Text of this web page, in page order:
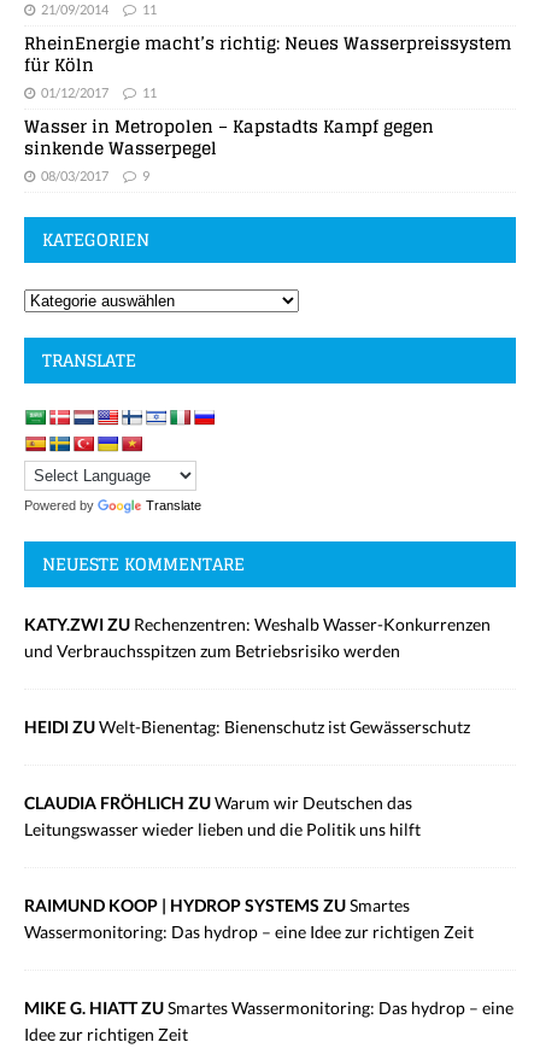
21/09/2014 11
RheinEnergie macht’s richtig: Neues Wasserpreissystem
für Köln
01/12/2017 11
Wasser in Metropolen – Kapstadts Kampf gegen
sinkende Wasserpegel
08/03/2017 9
KATEGORIEN
TRANSLATE
Powered by Translate
NEUESTE KOMMENTARE
KATY.ZWI ZU Rechenzentren: Weshalb Wasser-Konkurrenzen
und Verbrauchsspitzen zum Betriebsrisiko werden
HEIDI ZUWelt-Bienentag: Bienenschutz ist Gewässerschutz
CLAUDIA FRÖHLICH ZUWarum wir Deutschen das
Leitungswasser wieder lieben und die Politik uns hilft
RAIMUND KOOP | HYDROP SYSTEMS ZUSmartes
Wassermonitoring: Das hydrop – eine Idee zur richtigen Zeit
MIKE G. HIATT ZUSmartes Wassermonitoring: Das hydrop – eine
Idee zur richtigen Zeit